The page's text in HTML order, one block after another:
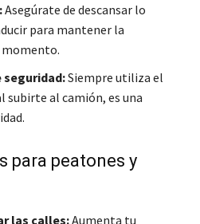
Asegúrate de descansar lo
para mantener la
seguridad:Siempre utiliza el
subirte al camión, es una
para peatones y
las calles:Aumenta tu